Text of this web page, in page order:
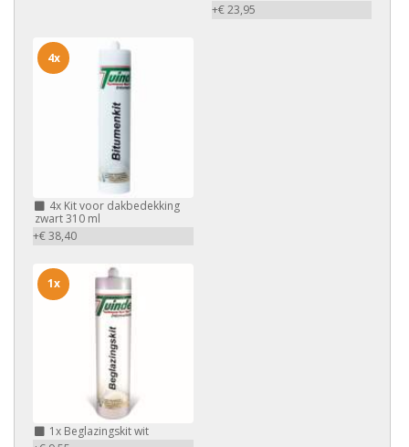
+€ 23,95
4x Kit voor dakbedekking
zwart 310 ml
+€ 38,40
4x
1x Beglazingskit wit
1x